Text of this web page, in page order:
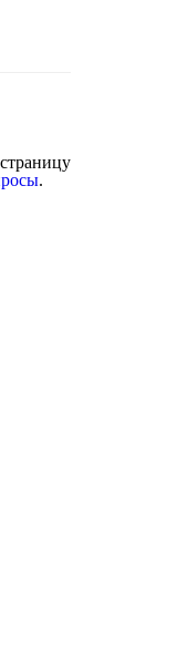
.